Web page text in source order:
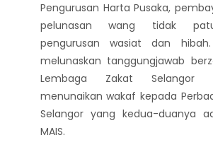
Pengurusan Harta Pusaka,
pelunasan wang tidak
pengurusan wasiat dan hibah.
melunaskan tanggungjawab
Lembaga Zakat Selangor
menunaikan wakaf kepada
Selangor yang kedua-duanya
MAIS.